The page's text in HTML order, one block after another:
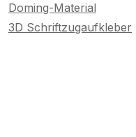
Doming-Material
3D Schriftzugaufkleber